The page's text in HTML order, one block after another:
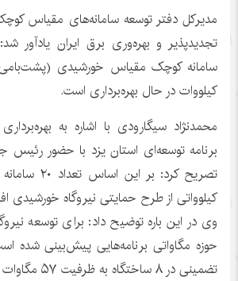
مدیرکل دفتر توسعه سامانه‌های مقیاس
تجدیدپذیر
کیلووات در حال بهره‌برداری است.
محمدنژاد سیگارودی با اشاره به
برنامه توسعه‌ای استان یزد با حضور رئیس
تصریح کرد: بر
کیلوواتی از طرح حمایتی نیروگاه خورشیدی
وی در این بارهتوضیح داد: برای توسعه
حوزه مگاواتی برنامه‌هایی پیش‌بینی شده
تضمینی در ۸
ساختگاه
به ظرفیت